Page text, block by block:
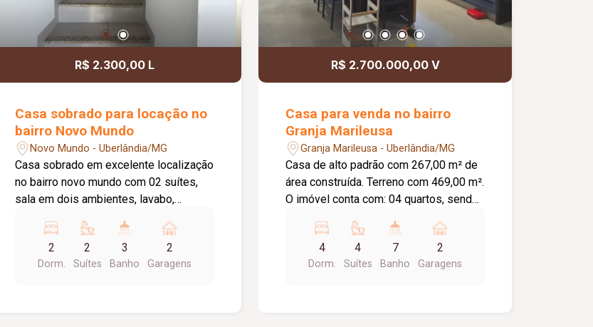
R$ 2.300,00 L
Casa sobrado para locação no
bairro Novo Mundo
Novo Mundo - Uberlândia/MG
Casa sobrado em excelente localização
no bairro novo mundo com 02 suítes,
sala em dois ambientes, lavabo,
Coocktop e suggar, área de lavanderia,
02 vagas de garagem, portão
eletrônico.
2
Dorm.
2
Suítes
3
Banho
2
Garagens
R$ 2.700.000,00 V
Casa para venda no bairro
Granja Marileusa
Granja Marileusa - Uberlândia/MG
Casa de alto padrão com 267,00 m² de
área construída. Terreno com 469,00 m².
O imóvel conta com: 04 quartos, sendo
02 banheiros completos; Lavabo; Sala
de estar com pé-direito duplo integrada
à sala de jantar; Cozinha integrada com
4
Dorm.
4
Suítes
7
Banho
2
Garagens